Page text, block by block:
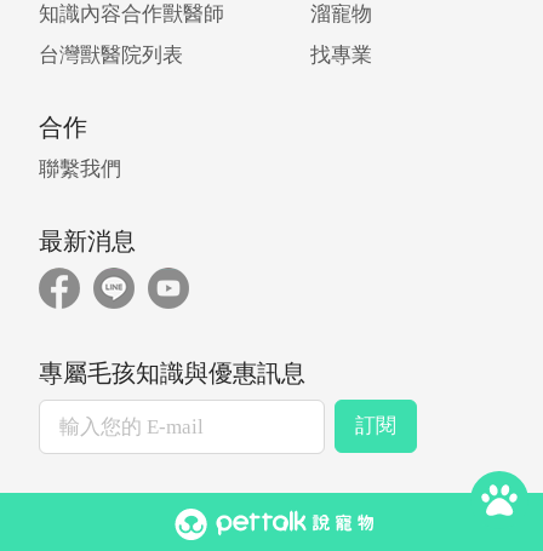
知識內容合作獸醫師
台灣獸醫院列表
溜寵物
找專業
合作
聯繫我們
最新消息
專屬毛孩知識與優惠訊息
訂閱